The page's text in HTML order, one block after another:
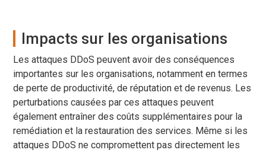
Impacts sur les organisations
Les attaques DDoS peuvent avoir des conséquences
importantes sur les organisations, notamment en termes
de perte de productivité, de réputation et de revenus. Les
perturbations causées par ces attaques peuvent
également entraîner des coûts supplémentaires pour la
remédiation et la restauration des services. Même si les
attaques DDoS ne compromettent pas directement les